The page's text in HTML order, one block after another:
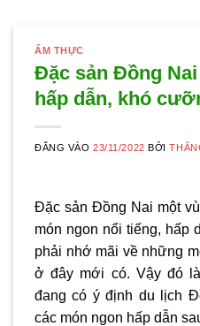
ẨM THỰC
Đặc sản Đồng
hấp dẫn, khó
ĐĂNG VÀO23/11/2022 BỞI
Đặc sản Đồng Nai một
món ngon nổi tiếng, hấp
phải nhớ mãi về những
ở đây mới có. Vậy đó
đang có ý định du lịch
các món ngon hấp dẫn